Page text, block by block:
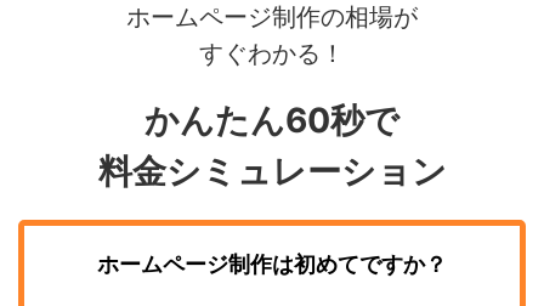
ホームページ制作の相場が
すぐわかる！
かんたん60秒で
料金シミュレーション
ホームページ制作は初めてですか？